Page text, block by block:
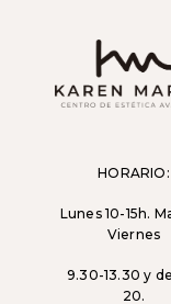
HORARIO:
Lunes 10-15h.
Viernes
9.30-13.30 y de
20.